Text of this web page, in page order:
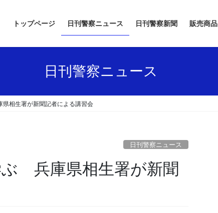
トップページ 日刊警察ニュース 日刊警察新聞 販売商品
日刊警察ニュース
相生署が新聞記者による講習会
日刊警察ニュース